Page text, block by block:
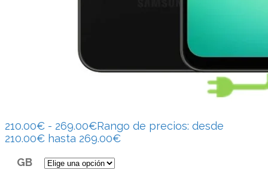
210.00€ - 269.00€Rango de precios: desde
210.00€ hasta 269.00€
GB